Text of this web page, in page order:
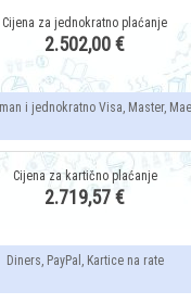
2.502,00 €
i jednokratno Visa, Master,
2.719,57 €
Diners, PayPal, Kartice na rate